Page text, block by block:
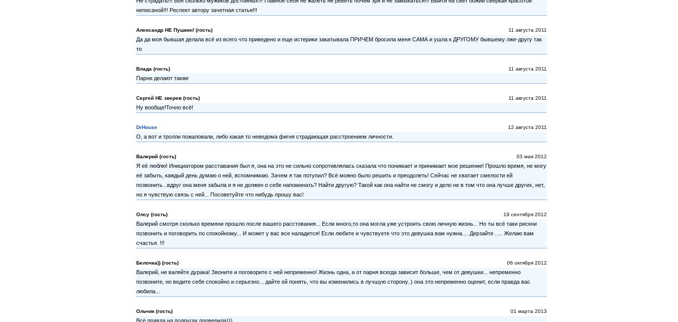
неписаной!!! Респект автору зачетная статья!!!
Александр НЕ Пушкин! (гость) 11 августа 2011
Да да моя бывшая делала всё из всего что приведено и еще истерики закатывала ПРИЧЕМ бросила меня САМА и ушла к ДРУГОМУ бывшему лже-другу так
то
Влада (гость) 11 августа 2011
Парни делают также
Сергей НЕ зверев (гость) 11 августа 2011
Ну вообще!Точно всё!
DrHouse 12 августа 2011
О, а вот и тролли пожаловали, либо какая то неведома фигня страдающая расстроением личности.
Валерий (гость) 03 мая 2012
Я её люблю! Инициатором расставания был я, она на это не сильно сопротивлялась сказала что понимает и принимает мое решение! Прошло время, не могу
её забыть, каждый день думаю о ней, вспомнимаю. Зачем я так потупил? Всё можно было решить и преодолеть! Сейчас не хватает смелости ей
позвонить...вдруг она меня забыла и я не должен о себе напоминать? Найти другую? Такой как она найти не смогу и дело не в том что она лучше других, нет,
но я чувствую связь с ней... Посоветуйте что нибудь прошу вас!
Олсу (гость) 19 сентября 2012
Валерий смотря сколько времяни прошло после вашего расстования... Если много,то она могла уже устроить свою личную жизнь... Но ты всё таки рискни
позвонить и поговорить по спокойному... И может у вас все наладится! Если любите и чувствуете что это девушка вам нужна.... Дерзайте ..... Желаю вам
счастья. !!!
Белочка)) (гость) 06 октября 2012
Валерий, не валяйте дурака! Звоните и поговорите с ней непременно! Жизнь одна, а от парня всегда зависит больше, чем от девушки... непременно
позвоните, но ведите себя спокойно и серьезно... дайте ей понять, что вы изменились в лучшую сторону..) она это непременно оценит, если правда вас
любила...
Ольчик (гость) 01 марта 2013
Всё правда на подругах проверила)))